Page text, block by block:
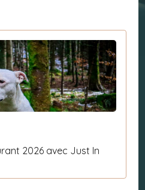
2026 avec Just In